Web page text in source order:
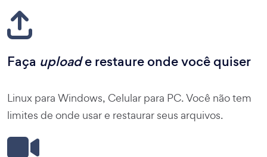
Faça uploade restaure onde você quiser
Linux para Windows, Celular para PC. Você não tem
limites de onde usar e restaurar seus arquivos.